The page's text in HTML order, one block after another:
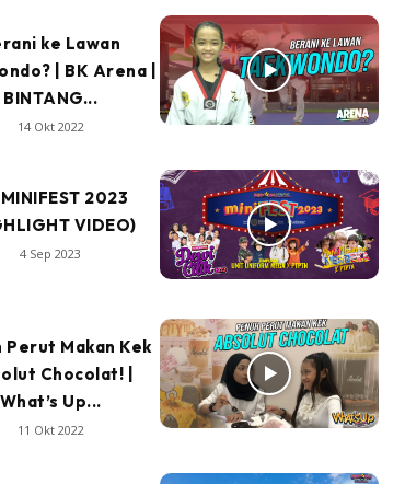
ke Lawan
| BK Arena |
BINTANG...
14 Okt 2022
2023
VIDEO)
4 Sep 2023
Perut Makan Kek
Chocolat! |
What’s Up...
11 Okt 2022